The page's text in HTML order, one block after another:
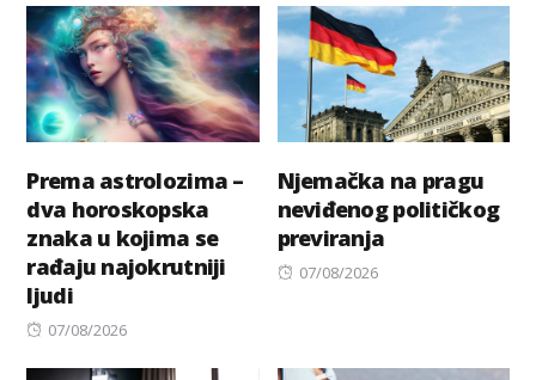
Prema astrolozima –
dva horoskopska
znaka u kojima se
rađaju najokrutniji
ljudi
Posted
07/08/2026
Njemačka na pragu
neviđenog političkog
previranja
Posted
07/08/2026